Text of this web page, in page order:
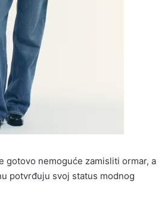
gotovo nemoguće zamisliti ormar, a
potvrđuju svoj status modnog